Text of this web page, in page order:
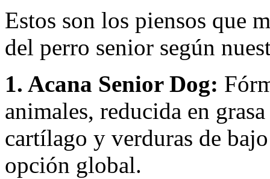
Estos son los piensos que
del perro senior según
1. Acana Senior Dog:
animales, reducida en
cartílago y verduras de
opción global.